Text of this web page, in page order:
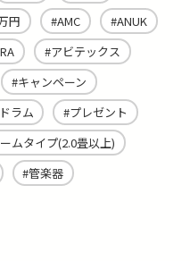
円 AMC
ANUK
アビテックス
キャンペーン
ラム
プレゼント
ムタイプ(2.0畳以上)
管楽器